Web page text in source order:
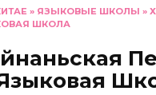
» ЯЗЫКОВЫЕ ШКОЛЫ »
ШКОЛА